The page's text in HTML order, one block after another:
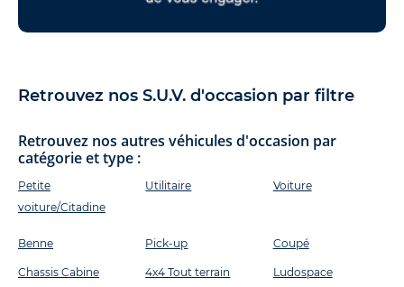
Retrouvez nos S.U.V. d'occasion par filtre
Retrouvez nos autres véhicules d'occasion par
catégorie et type :
Petite
voiture/Citadine
Utilitaire Voiture
Benne
Chassis Cabine
Pick-up
4x4 Tout terrain
Coupé
Ludospace